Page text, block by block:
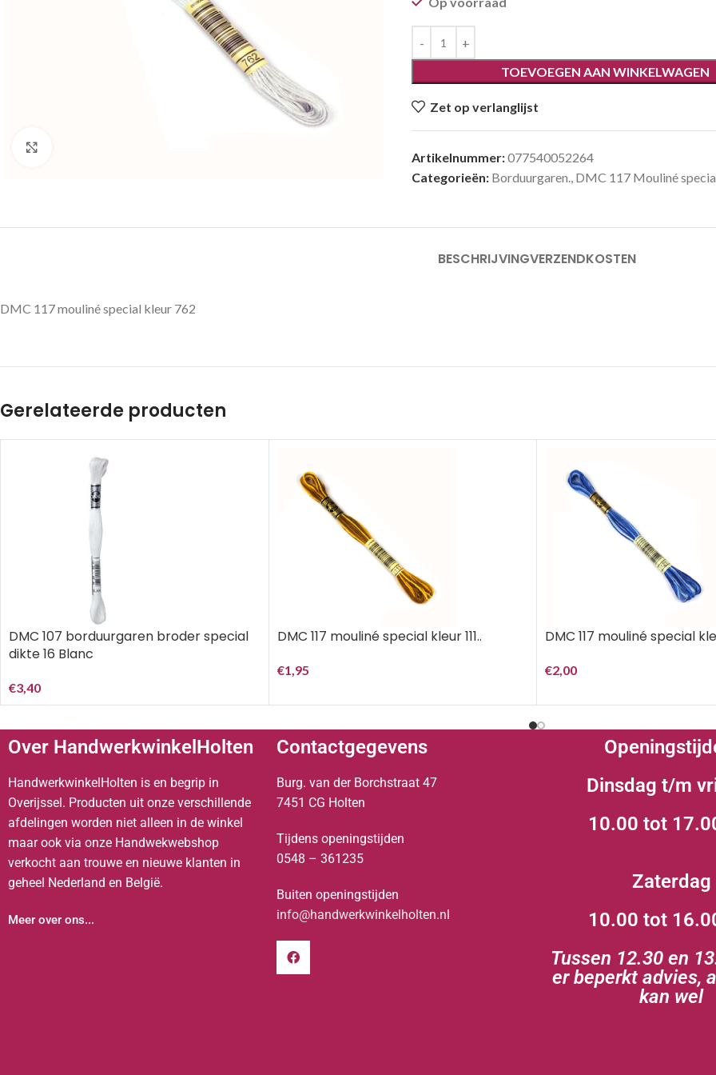
TOEVOEGEN AAN WINKELWAGEN
Zet op verlanglijst
Artikelnummer:077540052264
Categorieën: Borduurgaren., DMC 117 Mouliné
BESCHRIJVINGVERZENDKOSTEN
DMC 117 mouliné special kleur 762
Gerelateerde producten
DMC 107 borduurgaren broder special
dikte 16 Blanc
€3,40
DMC 117 mouliné special kleur 111..
€1,95
DMC 117 mouliné special
€2,00
Over HandwerkwinkelHolten
HandwerkwinkelHolten is en begrip in
Overijssel. Producten uit onze verschillende
afdelingen worden niet alleen in de winkel
maar ook via onze Handwekwebshop
verkocht aan trouwe en nieuwe klanten in
geheel Nederland en België.
Meer over ons...
Contactgegevens
Burg. van der Borchstraat 47
7451 CG Holten
Tijdens openingstijden
0548 – 361235
Buiten openingstijden
info@handwerkwinkelholten.nl
Dinsdag t/m
10.00 tot
Zaterdag
10.00 tot
Tussen 12.30 en
er beperkt advies,
kan wel